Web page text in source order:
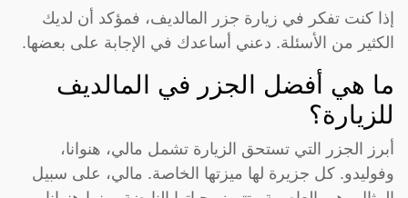
إذا كنت تفكر في زيارة جزر المالديف، فمؤكد أن لديك
الكثير من الأسئلة. دعني أساعدك في الإجابة على بعضها.
ما هي أفضل الجزر في المالديف
للزيارة؟
أبرز الجزر التي تستحق الزيارة تشمل مالي، هنوانا،
وفوليدو. كل جزيرة لها ميزتها الخاصة. مالي، على سبيل